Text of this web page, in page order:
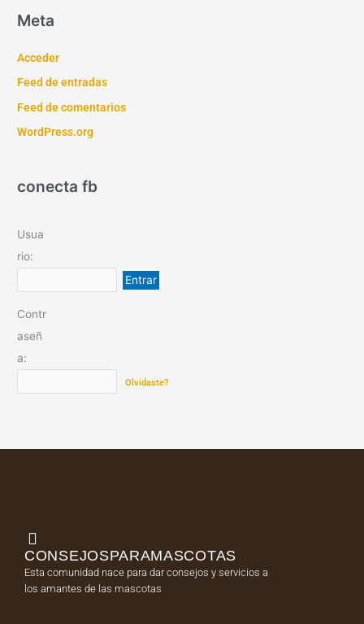
Meta
Acceder
Feed de entradas
Feed de comentarios
WordPress.org
conecta fb
Usua
rio:
Contr
aseñ
a:
Olvidaste?
CONSEJOSPARAMASCOTAS
Esta comunidad nace para dar consejos y servicios a
los amantes de las mascotas